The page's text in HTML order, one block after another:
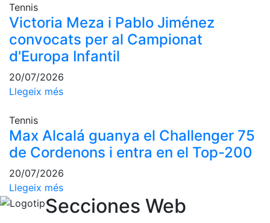
Fotos
Normativa
Pàdel
Escola de
Pàdel
Campionat
Social Pàdel
Quadres
Quadre
d'Honor
Històric
Tennis
Victoria Meza i Pablo Jiménez
convocats per al Campionat
d'Europa Infantil
20/07/2026
Llegeix més
Tennis
Max Alcalá guanya el Challenger 75
de Cordenons i entra en el Top-200
20/07/2026
Llegeix més
Secciones Web